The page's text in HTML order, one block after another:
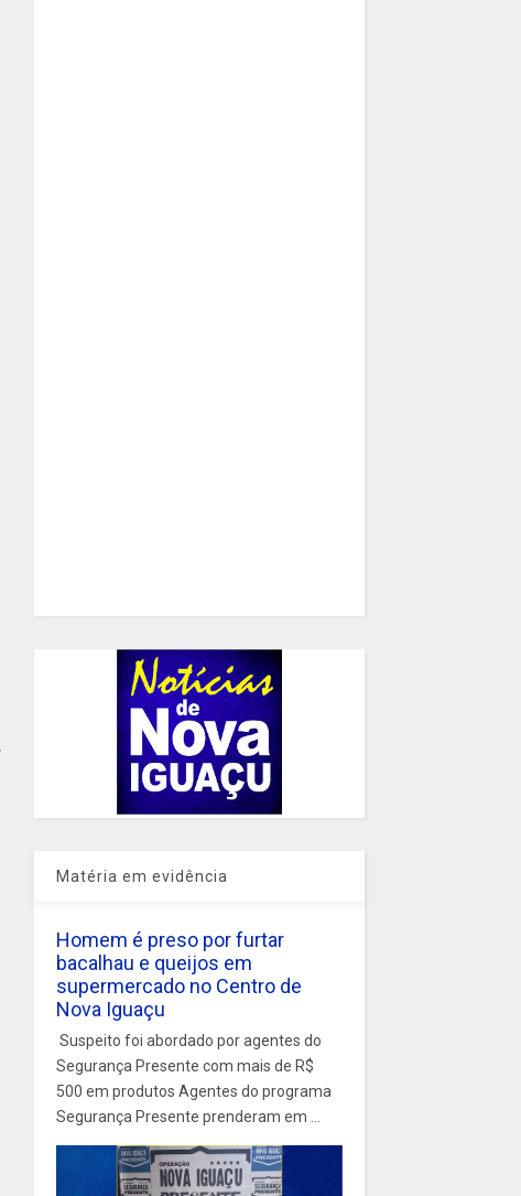
Matéria em evidência
Homem é preso por furtar
bacalhau e queijos em
supermercado no Centro de
Nova Iguaçu
Suspeito foi abordado por agentes do
Segurança Presente com mais de R$
500 em produtos Agentes do programa
Segurança Presente prenderam em ...